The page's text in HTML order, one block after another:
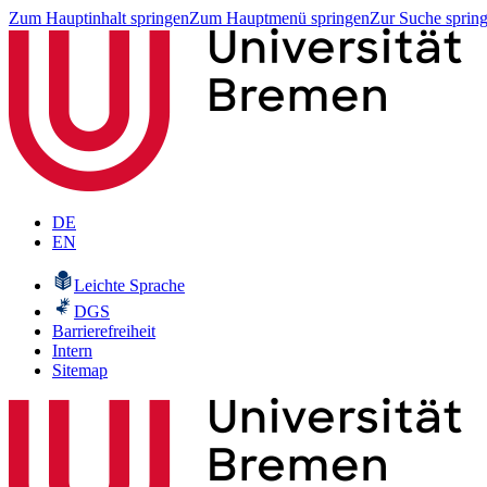
Zum Hauptinhalt springenZum Hauptmenü springenZur Suche
DE
EN
Leichte Sprache
DGS
Barrierefreiheit
Intern
Sitemap